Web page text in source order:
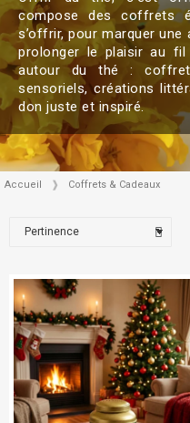
compose des coffrets
s’offrir, pour marquer
prolonger le plaisir au fil
autour du thé :
sensoriels, créations
don juste et inspiré.
Accueil Coffrets & Cadeaux